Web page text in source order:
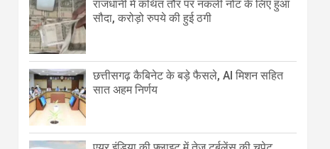
राजधानी में कथित तौर पर नकली नोट के लिए हुआ
सौदा, करोड़ो रुपये की हुई ठगी
छत्तीसगढ़ कैबिनेट के बड़े फैसले, AI मिशन सहित
सात अहम निर्णय